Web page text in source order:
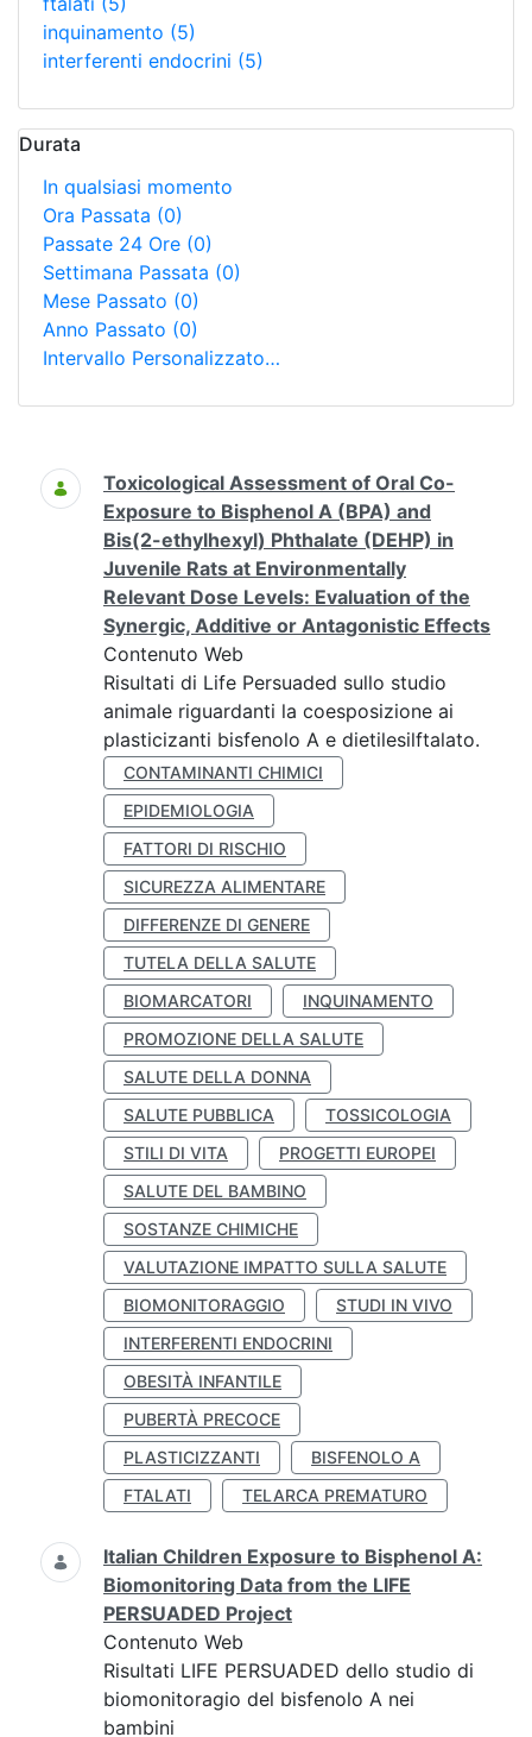
inquinamento (5)
interferenti endocrini (5)
Durata
In qualsiasi momento
Ora Passata (0)
Passate 24 Ore (0)
Settimana Passata (0)
Mese Passato (0)
Anno Passato (0)
Intervallo Personalizzato…
Ricerca
Toxicological Assessment of Oral Co-
Exposure to Bisphenol A (BPA) and
Bis(2-ethylhexyl) Phthalate (DEHP) in
Juvenile Rats at Environmentally
Relevant Dose Levels: Evaluation of the
Synergic, Additive or Antagonistic Effects
Contenuto Web
Risultati di Life Persuaded sullo studio
animale riguardanti la coesposizione ai
plasticizanti bisfenolo A e dietilesilftalato.
CONTAMINANTI CHIMICI
EPIDEMIOLOGIA
FATTORI DI RISCHIO
SICUREZZA ALIMENTARE
DIFFERENZE DI GENERE
TUTELA DELLA SALUTE
BIOMARCATORI
INQUINAMENTO
PROMOZIONE DELLA SALUTE
SALUTE DELLA DONNA
SALUTE PUBBLICA
TOSSICOLOGIA
STILI DI VITA
PROGETTI EUROPEI
SALUTE DEL BAMBINO
SOSTANZE CHIMICHE
VALUTAZIONE IMPATTO SULLA SALUTE
BIOMONITORAGGIO
STUDI IN VIVO
INTERFERENTI ENDOCRINI
OBESITÀ INFANTILE
PUBERTÀ PRECOCE
PLASTICIZZANTI
BISFENOLO A
FTALATI
TELARCA PREMATURO
Italian Children Exposure to Bisphenol A:
Biomonitoring Data from the LIFE
PERSUADED Project
Contenuto Web
Risultati LIFE PERSUADED dello studio di
biomonitoragio del bisfenolo A nei
bambini